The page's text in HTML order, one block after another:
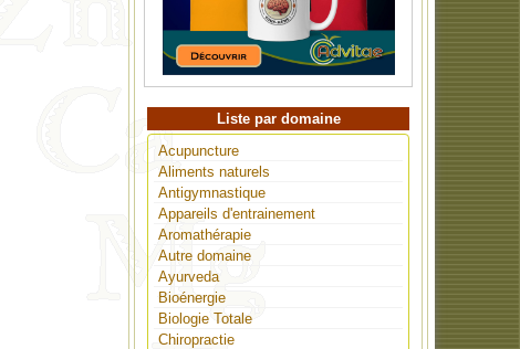
Liste par domaine
Acupuncture
Aliments naturels
Antigymnastique
Appareils d'entrainement
Aromathérapie
Autre domaine
Ayurveda
Bioénergie
Biologie Totale
Chiropractie